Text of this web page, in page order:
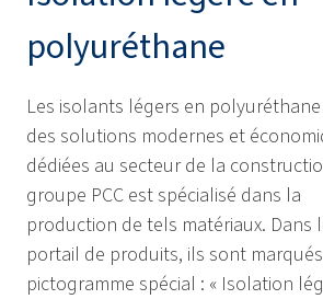
polyuréthane
Les isolants légers en
des solutions modernes et
dédiées au secteur de la
groupe PCC est spécialisé dans la
production de tels matériaux. Dans
portail de produits, ils sont marqués
pictogramme spécial : « Isolation